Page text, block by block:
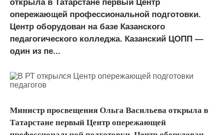
открыла в Татарстане первый Центр
опережающей профессиональной подготовки.
Центр оборудован на базе Казанского
педагогического колледжа. Казанский ЦОПП —
один из пе...
Министр просвещения Ольга Васильева открыла в
Татарстане первый Центр опережающей